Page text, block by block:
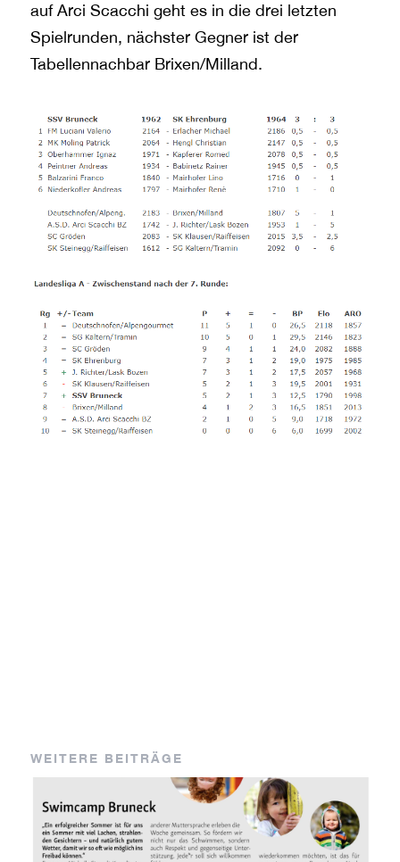
auf Arci Scacchi geht es in die drei letzten
Spielrunden, nächster Gegner ist der
Tabellennachbar Brixen/Milland.
WEITERE BEITRÄGE